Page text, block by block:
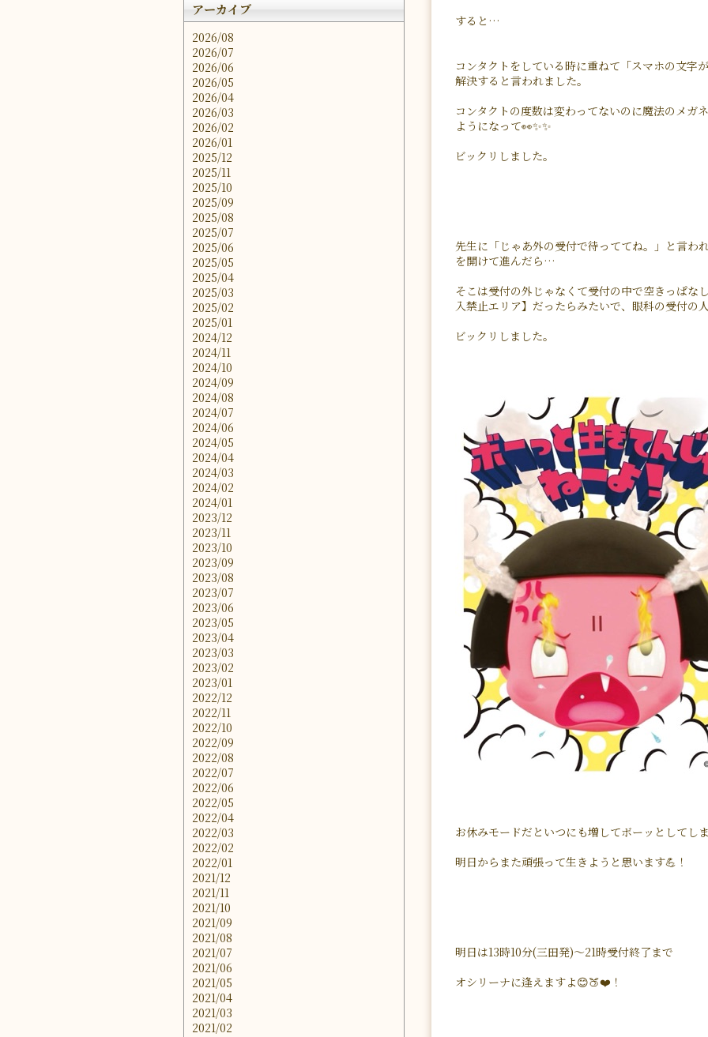
アーカイブ
2026/08
2026/07
2026/06
2026/05
2026/04
2026/03
2026/02
2026/01
2025/12
2025/11
2025/10
2025/09
2025/08
2025/07
2025/06
2025/05
2025/04
2025/03
2025/02
2025/01
2024/12
2024/11
2024/10
2024/09
2024/08
2024/07
2024/06
2024/05
2024/04
2024/03
2024/02
2024/01
2023/12
2023/11
2023/10
2023/09
2023/08
2023/07
2023/06
2023/05
2023/04
2023/03
2023/02
2023/01
2022/12
2022/11
2022/10
2022/09
2022/08
2022/07
2022/06
2022/05
2022/04
2022/03
2022/02
2022/01
2021/12
2021/11
2021/10
2021/09
2021/08
2021/07
2021/06
2021/05
2021/04
2021/03
2021/02
すると…
コンタクトをしている時に重ねて「スマホの文字
解決すると言われました。
コンタクトの度数は変わってないのに魔法のメガ
ようになって👀✨✨
ビックリしました。
先生に「じゃあ外の受付で待っててね。」と言わ
を開けて進んだら…
そこは受付の外じゃなくて受付の中で空きっぱな
入禁止エリア】だったらみたいで、眼科の受付の
ビックリしました。
お休みモードだといつにも増してボーッとしてし
明日からまた頑張って生きようと思います💪！
明日は13時10分(三田発)～21時受付終了まで
オシリーナに逢えますよ😊🍑❤️！